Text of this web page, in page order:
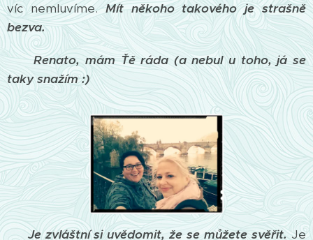
víc nemluvíme.Mít někoho takového je strašně
bezva.
Renato, mám Ťě ráda (a nebul u toho, já se
taky snažím :)
Je zvláštní si uvědomit, že se můžete svěřit.Je